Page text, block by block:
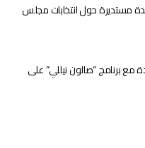
مستديرة حول انتخابات مجلس
مع برنامج “صالون نيللي” على